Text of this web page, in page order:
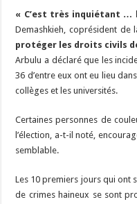
« C’est très inquiétant …
Demashkieh, coprésident de
protéger les droits civils
Arbulu a déclaré que les
36 d’entre eux ont eu lieu
collèges et les universités.
Certaines personnes de
l’élection, a-t-il noté,
semblable.
Les 10 premiers jours qui ont
de crimes haineux se sont